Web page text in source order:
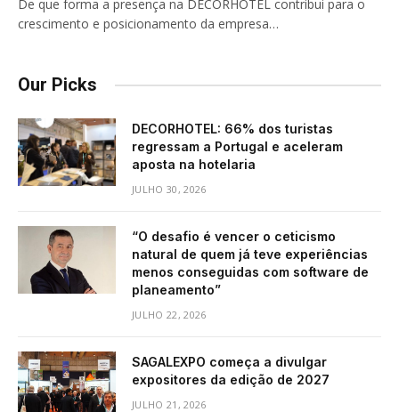
De que forma a presença na DECORHOTEL contribui para o
crescimento e posicionamento da empresa…
Our Picks
DECORHOTEL: 66% dos turistas
regressam a Portugal e aceleram
aposta na hotelaria
JULHO 30, 2026
“O desafio é vencer o ceticismo
natural de quem já teve experiências
menos conseguidas com software de
planeamento”
JULHO 22, 2026
SAGALEXPO começa a divulgar
expositores da edição de 2027
JULHO 21, 2026